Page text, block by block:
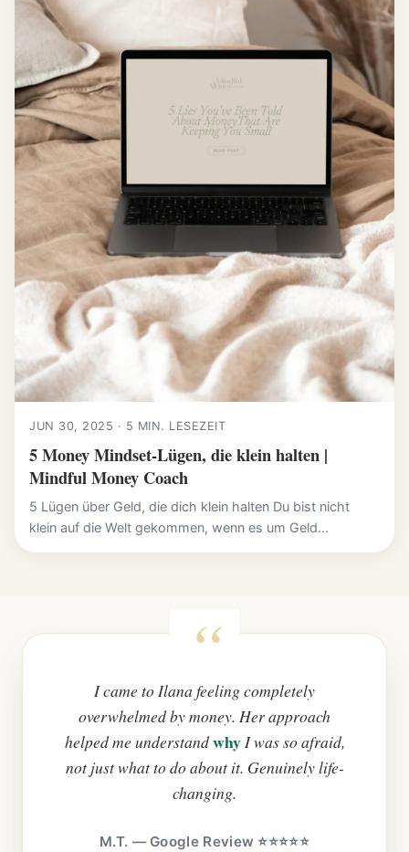
JUN 30, 2025 · 5 MIN. LESEZEIT
5 Money Mindset-Lügen, die klein halten |
Mindful Money Coach
5 Lügen über Geld, die dich klein halten Du bist nicht
klein auf die Welt gekommen, wenn es um Geld...
I came to Ilana feeling completely
overwhelmed by money. Her approach
helped me understandwhyI was so afraid,
not just what to do about it. Genuinely life-
changing.
M.T. — Google Review ⭐⭐⭐⭐⭐